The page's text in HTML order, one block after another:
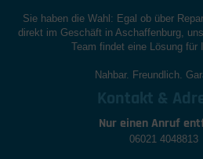
Sie haben die Wahl: Egal ob über
direkt im Geschäft in Aschaffenburg,
Team findet eine Lösung für
Nahbar. Freundlich.
Kontakt &
Nur einen Anruf
06021 4048813